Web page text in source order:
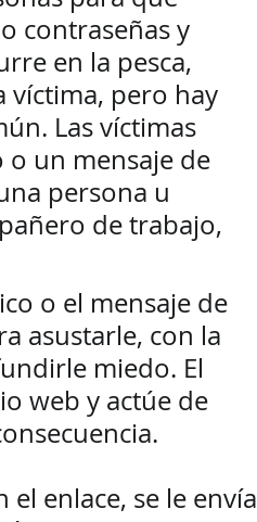
contraseñas y
en la pesca,
víctima, pero hay
Las víctimas
un mensaje de
persona u
de trabajo,
o el mensaje de
asustarle, con la
miedo. El
web y actúe de
el enlace, se le envía